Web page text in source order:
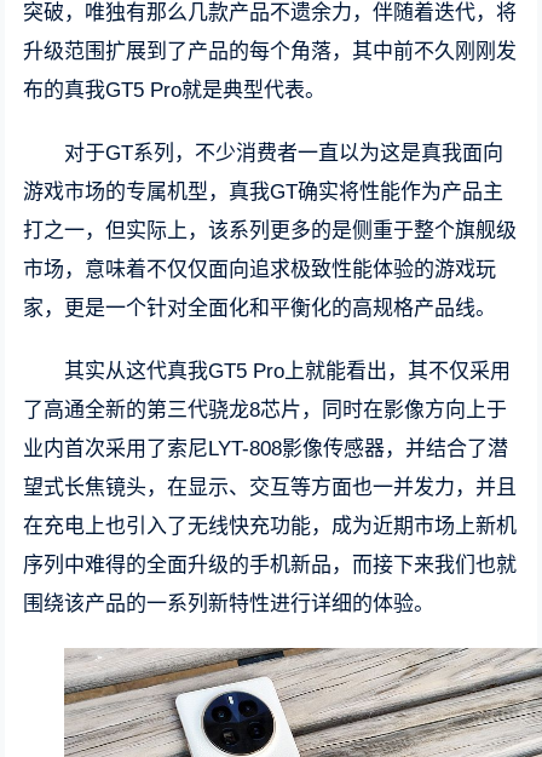
突破，唯独有那么几款产品不遗余力，伴随着迭代，将
升级范围扩展到了产品的每个角落，其中前不久刚刚发
布的真我GT5 Pro就是典型代表。
对于GT系列，不少消费者一直以为这是真我面向
游戏市场的专属机型，真我GT确实将性能作为产品主
打之一，但实际上，该系列更多的是侧重于整个旗舰级
市场，意味着不仅仅面向追求极致性能体验的游戏玩
家，更是一个针对全面化和平衡化的高规格产品线。
其实从这代真我GT5 Pro上就能看出，其不仅采用
了高通全新的第三代骁龙8芯片，同时在影像方向上于
业内首次采用了索尼LYT-808影像传感器，并结合了潜
望式长焦镜头，在显示、交互等方面也一并发力，并且
在充电上也引入了无线快充功能，成为近期市场上新机
序列中难得的全面升级的手机新品，而接下来我们也就
围绕该产品的一系列新特性进行详细的体验。